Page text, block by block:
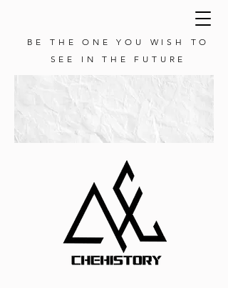
BE THE ONE YOU WISH TO
SEE IN THE FUTURE